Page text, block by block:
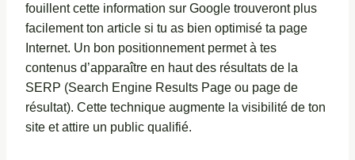
fouillent cette information sur Google trouveront plus
facilement ton article si tu as bien optimisé ta page
Internet. Un bon positionnement permet à tes
contenus d’apparaître en haut des résultats de la
SERP (Search Engine Results Page ou page de
résultat). Cette technique augmente la visibilité de ton
site et attire un public qualifié.